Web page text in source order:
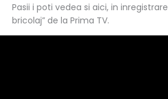
Pasii i poti vedea si aici, in
bricolaj” de la Prima TV.